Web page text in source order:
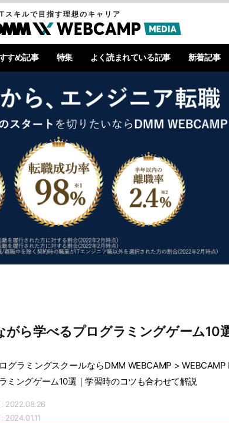
スキルで目指す理想のキャリア
すめ記事 特集 よく読まれている記事 新着記事
がら学べるプログラミングゲーム10
グラミングスクールならDMM WEBCAMP >WEBCAMP
ミングゲーム10選｜学習時のコツも合わせて解説
: 2022.08.26
2024.01.11